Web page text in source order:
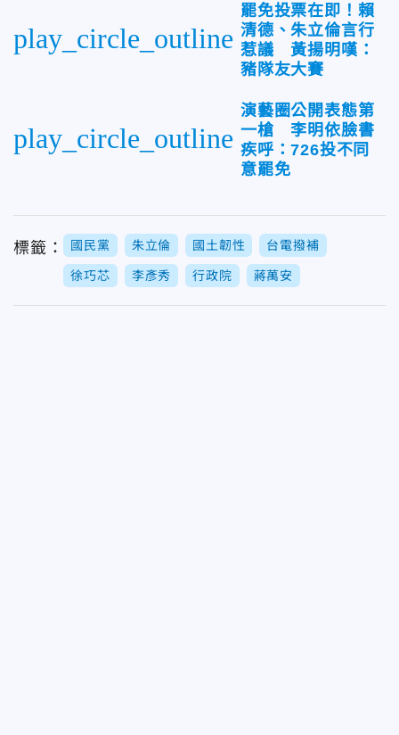
play_circle_outline
罷免投票在即！賴
清德、朱立倫言行
惹議 黃揚明嘆：
豬隊友大賽
play_circle_outline
演藝圈公開表態第
一槍 李明依臉書
疾呼：726投不同
意罷免
標籤： 國民黨 朱立倫 國土韌性 台電撥補
徐巧芯 李彥秀 行政院 蔣萬安